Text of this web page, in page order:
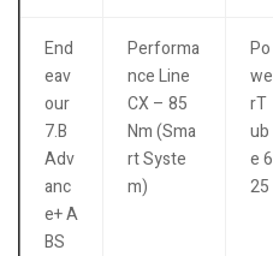
End
eav
our
7.B
Adv
anc
e+ A
BS
Performa
nce Line
CX – 85
Nm (Sma
rt Syste
m)
Po
we
rT
ub
e 6
25